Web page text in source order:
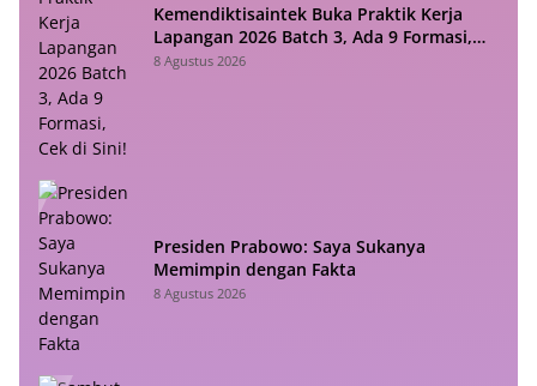
Kemendiktisaintek Buka Praktik Kerja
Lapangan 2026 Batch 3, Ada 9 Formasi,
Cek di Sini!
8 Agustus 2026
Presiden Prabowo: Saya Sukanya
Memimpin dengan Fakta
8 Agustus 2026